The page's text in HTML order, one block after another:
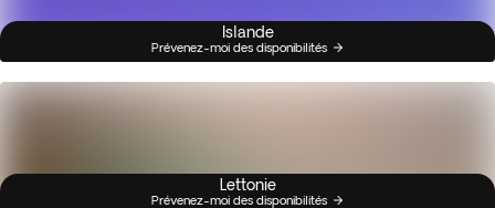
Islande
Prévenez-moi des disponibilités
Lettonie
Prévenez-moi des disponibilités